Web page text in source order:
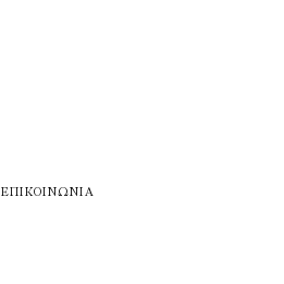
ΕΠΙΚΟΙΝΩΝΊΑ